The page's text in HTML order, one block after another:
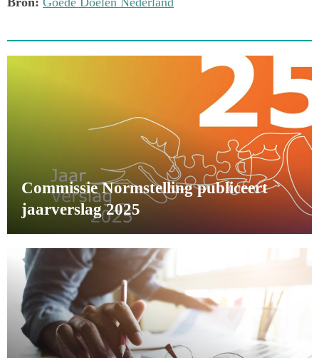
Commissie Normstelling publiceert
jaarverslag 2025